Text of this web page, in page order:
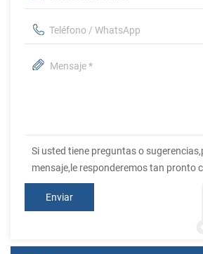
Si usted tiene preguntas o
mensaje,le responderemos tan pronto